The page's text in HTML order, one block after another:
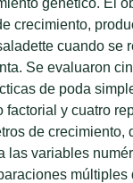
genético. El
crecimiento,
cuando se
Se evaluaron
de poda
y cuatro
de crecimiento,
las variables
múltiples